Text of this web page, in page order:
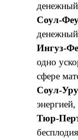
Соул-
Ингуз-
одно
сфере
Соул-
Тюр-